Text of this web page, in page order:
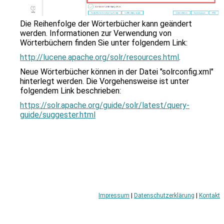
gelangen.
Benutzer
von
Touchgeräten
können
Touch-
und
Streichgesten
verwenden.
Die Reihenfolge der Wörterbücher kann geändert
werden. Informationen zur Verwendung von
Wörterbüchern finden Sie unter folgendem Link:
http://lucene.apache.org/solr/resources.html .
Neue Wörterbücher können in der Datei "solrconfig.xml"
hinterlegt werden. Die Vorgehensweise ist unter
folgendem Link beschrieben:
https://solr.apache.org/guide/solr/latest/query-
guide/suggester.html
Impressum | Datenschutzerklärung | Kontakt